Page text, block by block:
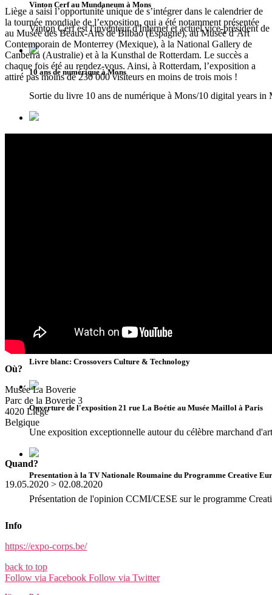
Vinton Cerf au Mundaneum à Mons
Vinton Cerf est l'inventeur d'Internet et actuel vice-président
10 ans de numérique à Mons
Sortie du livre 10 ans de numérique à Mons/10 digital years in
Livre blanc: Crossovers Culture & Technology
Ouverture de l'exposition 21 rue La Boétie au Musée Maillol à Paris
Une exposition exceptionnelle autour du célèbre marchand
Presentation à la TV Nationale Roumaine du Programme Creative
Présentation de l'opinion CCMI/CESE sur le programme
Liège a saisi l’opportunité unique de s’intégrer dans le calendrier de
la tournée mondiale de l’exposition, qui a été notamment présentée
au Musée des Beaux-Arts de Bilbao (Espagne), au Musée d’Art
Contemporain de Monterrey (Mexique), à la National Gallery de
Canberra (Australie) et à la Kunsthal de Rotterdam. Le succès a
chaque fois été au rendez-vous. Ainsi, à Rotterdam, l’exposition a
attiré pas moins de 230 000 visiteurs en moins de trois mois !
Où?
Musée La Boverie
Parc de la Boverie 3
4020 Liège
Belgique
Quand?
19.05.2020 > 02.08.2020
Info
https://expo-corps.be/
back to top
Follow via Facebook Follow via Twitter